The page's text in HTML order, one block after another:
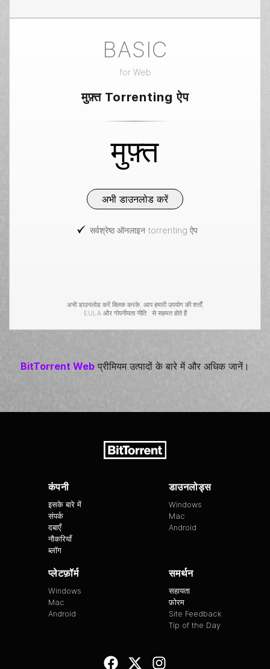
BASIC
for Web
मुफ़्त Torrenting ऐप
मुफ़्त
अभी डाउनलोड करें
सर्वश्रेष्ठ ऑनलाइन torrenting ऐप
अभी डाउनलोड करें क्लिक करके, आप हमारीउपयोग की शर्तों,
EULAऔर गोपनीयता नीति . से सहमत होते हैं
BitTorrent Web प्रीमियम उत्पादों के बारे में और अधिक जानें।
कंपनी
इसके बारे में
संपर्क
दबाएँ
नौकरियाँ
ब्लॉग
डाउनलोड्स
Windows
Mac
Android
प्लेटफ़ॉर्म
Windows
Mac
Android
समर्थन
सहायता
फ़ोरम
Site Feedback
Tip of the Day